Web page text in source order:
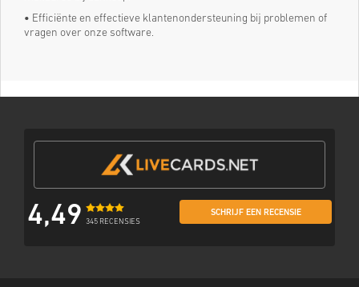
• Efficiënte en effectieve klantenondersteuning bij problemen of
vragen over onze software.
4,49 345 RECENSIES
SCHRIJF EEN RECENSIE